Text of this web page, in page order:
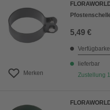
Merken
5,49 €
lieferbar
Zustellung